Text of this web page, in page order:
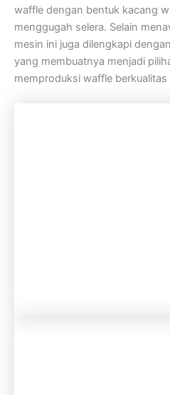
waffle dengan bentuk kacang
menggugah selera. Selain
mesin ini juga dilengkapi
yang membuatnya menjadi
memproduksi waffle berkualitas